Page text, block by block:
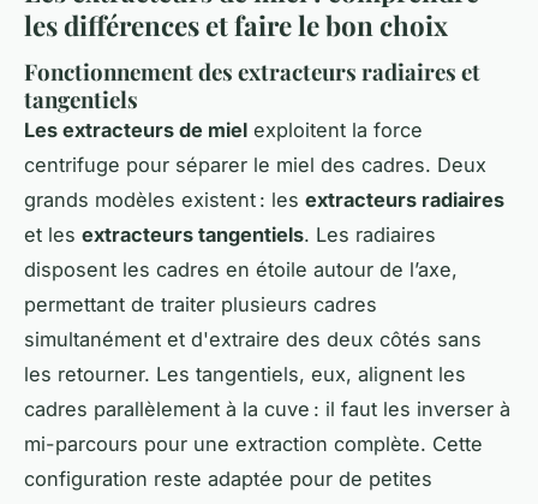
les différences et faire le bon choix
Fonctionnement des extracteurs radiaires et
tangentiels
Les extracteurs de miel exploitent la force
centrifuge pour séparer le miel des cadres. Deux
grands modèles existent : les extracteurs radiaires
et les extracteurs tangentiels. Les radiaires
disposent les cadres en étoile autour de l’axe,
permettant de traiter plusieurs cadres
simultanément et d'extraire des deux côtés sans
les retourner. Les tangentiels, eux, alignent les
cadres parallèlement à la cuve : il faut les inverser à
mi-parcours pour une extraction complète. Cette
configuration reste adaptée pour de petites